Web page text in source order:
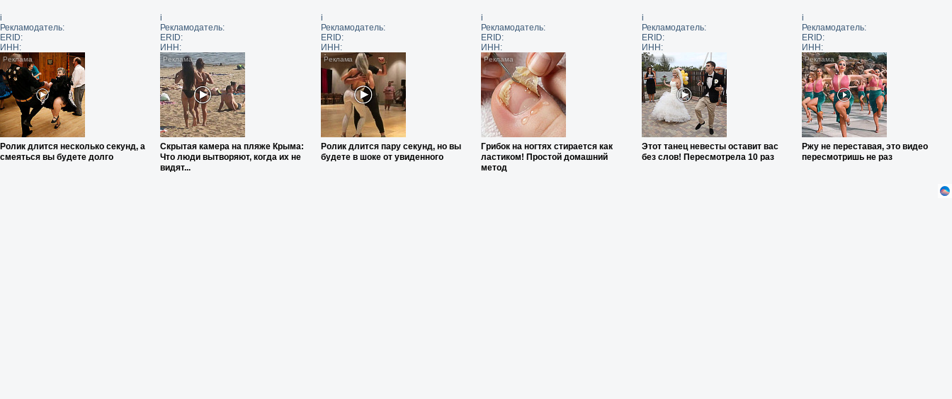
i
Рекламодатель:
ERID:
ИНН:
Ролик длится несколько секунд, а
смеяться вы будете долго
i
Рекламодатель:
ERID:
ИНН:
Скрытая камера на пляже Крыма:
Что люди вытворяют, когда их не
видят...
i
Рекламодатель:
ERID:
ИНН:
Ролик длится пару секунд, но вы
будете в шоке от увиденного
i
Рекламодатель:
ERID:
ИНН:
Грибок на ногтях стирается как
ластиком! Простой домашний
метод
i
Рекламодатель:
ERID:
ИНН:
Этот танец невесты оставит вас
без слов! Пересмотрела 10 раз
i
Рекламодатель:
ERID:
ИНН:
Ржу не переставая, это видео
пересмотришь не раз